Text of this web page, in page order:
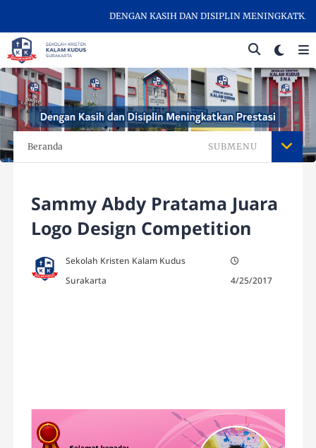
DENGAN KASIH DAN DISIPLIN MENINGKATKAN
Beranda SUBMENU
Sammy Abdy Pratama Juara
Logo Design Competition
Sekolah Kristen Kalam Kudus
Surakarta
4/25/2017